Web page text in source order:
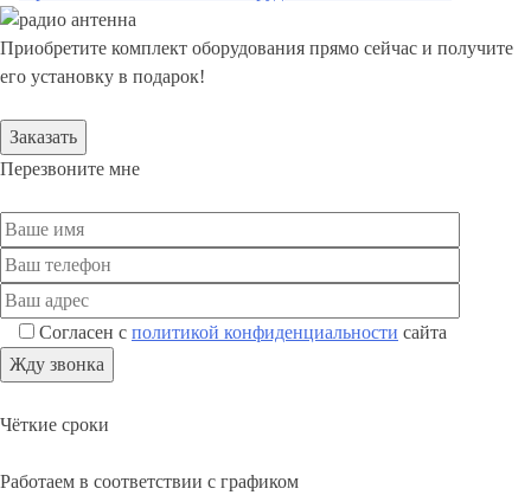
Приобретите комплект оборудования прямо сейчас и получите
его установку в подарок!
Заказать
Перезвоните мне
Согласен с политикой конфиденциальности сайта
Чёткие сроки
Работаем в соответствии с графиком